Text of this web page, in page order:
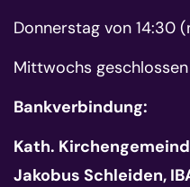
Donnerstag von 14:30
Mittwochs geschlossen
Bankverbindung:
Kath.
Jakobus Schleiden,